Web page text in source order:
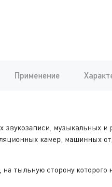
Применение
звукозаписи, музыкальных
камер, машинных
тыльную сторону